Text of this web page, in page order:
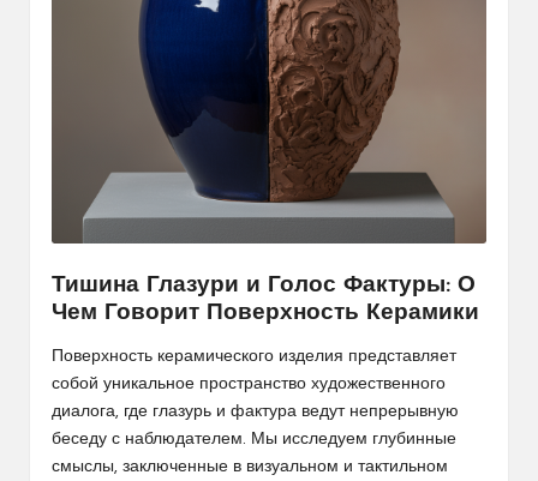
Тишина Глазури и Голос Фактуры: О
Чем Говорит Поверхность Керамики
Поверхность керамического изделия представляет
собой уникальное пространство художественного
диалога, где глазурь и фактура ведут непрерывную
беседу с наблюдателем. Мы исследуем глубинные
смыслы, заключенные в визуальном и тактильном